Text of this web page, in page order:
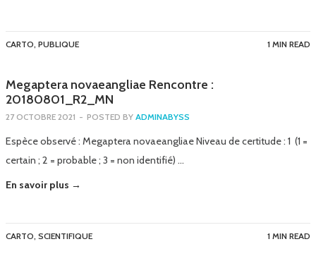
CARTO, PUBLIQUE 1 MIN READ
Megaptera novaeangliae Rencontre :
20180801_R2_MN
27 OCTOBRE 2021 - POSTED BY ADMINABYSS
Espèce observé : Megaptera novaeangliae Niveau de certitude : 1 (1 =
certain ; 2 = probable ; 3 = non identifié) …
En savoir plus →
CARTO, SCIENTIFIQUE 1 MIN READ